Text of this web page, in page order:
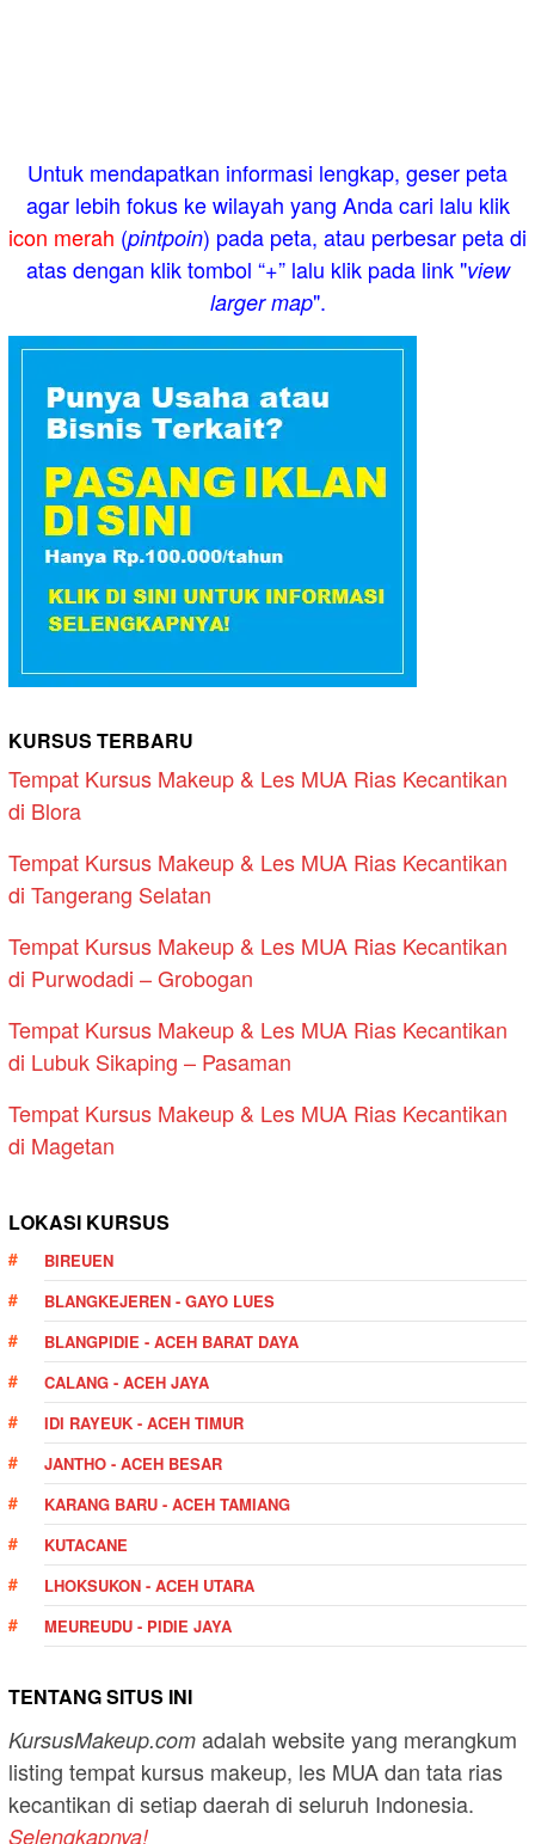
Untuk mendapatkan informasi lengkap, geser peta
agar lebih fokus ke wilayah yang Anda cari lalu klik
icon merah (pintpoin) pada peta, atau perbesar peta di
atas dengan klik tombol “+” lalu klik pada link "view
larger map".
KURSUS TERBARU
Tempat Kursus Makeup & Les MUA Rias Kecantikan
di Blora
Tempat Kursus Makeup & Les MUA Rias Kecantikan
di Tangerang Selatan
Tempat Kursus Makeup & Les MUA Rias Kecantikan
di Purwodadi – Grobogan
Tempat Kursus Makeup & Les MUA Rias Kecantikan
di Lubuk Sikaping – Pasaman
Tempat Kursus Makeup & Les MUA Rias Kecantikan
di Magetan
LOKASI KURSUS
BIREUEN
BLANGKEJEREN - GAYO LUES
BLANGPIDIE - ACEH BARAT DAYA
CALANG - ACEH JAYA
IDI RAYEUK - ACEH TIMUR
JANTHO - ACEH BESAR
KARANG BARU - ACEH TAMIANG
KUTACANE
LHOKSUKON - ACEH UTARA
MEUREUDU - PIDIE JAYA
TENTANG SITUS INI
KursusMakeup.com adalah website yang merangkum
listing tempat kursus makeup, les MUA dan tata rias
kecantikan di setiap daerah di seluruh Indonesia.
Selengkapnya!